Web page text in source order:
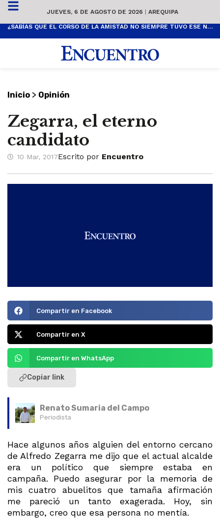
JUEVES, 6 DE AGOSTO DE 2026 | AREQUIPA
¿SABÍAS QUE EL CORSO DE LA AMISTAD NO SIEMPRE TUVO ESE NOMBRE? ESTA ES SU HISTORIA
Inicio > Opinión
Zegarra, el eterno
candidato
10 Mar, 2017Escrito por Encuentro
Compartir en Facebook
Compartir en X
Compartir en WhatsApp
Copiar link
Renato Sumaria del Campo
Periodista
Hace algunos años alguien del entorno cercano
de Alfredo Zegarra me dijo que el actual alcalde
era un político que siempre estaba en
campaña. Puedo asegurar por la memoria de
mis cuatro abuelitos que tamaña afirmación
me pareció un tanto exagerada. Hoy, sin
embargo, creo que esa persona no mentía.